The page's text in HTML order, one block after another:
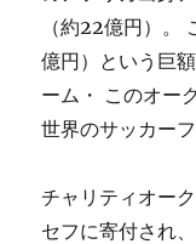
（約22億円）
億円）という巨
ーム・ このオー
世界のサッカー
チャリティオー
セフに寄付され